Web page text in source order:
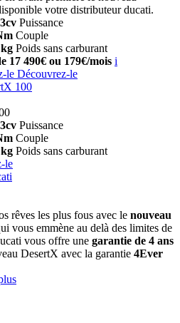
votre distributeur ducati.
Puissance
Couple
Poids sans carburant
17 490€ ou 179€/mois i
le Découvrez-le
100
Puissance
Couple
Poids sans carburant
le
rêves les plus fous avec le nouveau
vous emmène au delà des limites de
vous offre une garantie de 4 ans
DesertX avec la garantie 4Ever